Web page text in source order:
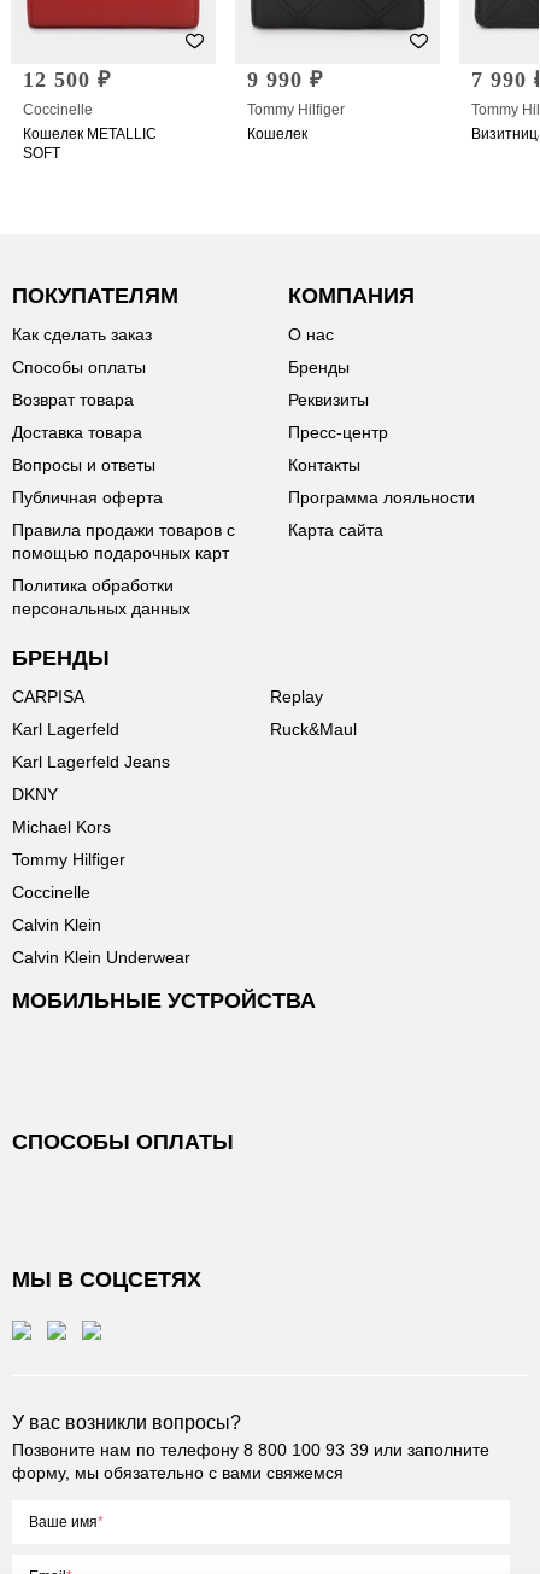
12 500 ₽
Coccinelle
Кошелек METALLIC
SOFT
9 990 ₽
Tommy Hilfiger
Кошелек
7 990
Tommy
ПОКУПАТЕЛЯМ
Как сделать заказ
Способы оплаты
Возврат товара
Доставка товара
Вопросы и ответы
Публичная оферта
Правила продажи товаров с
помощью подарочных карт
Политика обработки
персональных данных
КОМПАНИЯ
О нас
Бренды
Реквизиты
Пресс-центр
Контакты
Программа лояльности
Карта сайта
БРЕНДЫ
CARPISA
Karl Lagerfeld
Karl Lagerfeld Jeans
DKNY
Michael Kors
Tommy Hilfiger
Coccinelle
Calvin Klein
Calvin Klein Underwear
Replay
Ruck&Maul
МОБИЛЬНЫЕ УСТРОЙСТВА
СПОСОБЫ ОПЛАТЫ
МЫ В СОЦСЕТЯХ
У вас возникли вопросы?
Позвоните нам по телефону 8 800 100 93 39 или заполните
форму, мы обязательно с вами свяжемся
Ваше имя